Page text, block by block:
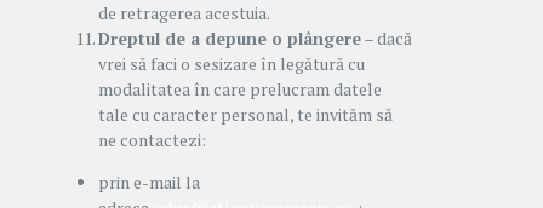
de retragerea acestuia.
Dreptul de a depune o plângere– dacă
vrei să faci o sesizare în legătură cu
modalitatea în care prelucram datele
tale cu caracter personal, te invităm să
ne contactezi:
prin e-mail la